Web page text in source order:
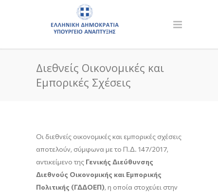
Διεθνείς Οικονομικές και
Εμπορικές Σχέσεις
Οι διεθνείς οικονομικές και εμπορικές σχέσεις
αποτελούν, σύμφωνα με το Π.Δ. 147/2017,
αντικείμενο της Γενικής Διεύθυνσης
Διεθνούς Οικονομικής και Εμπορικής
Πολιτικής (ΓΔΔΟΕΠ), η οποία στοχεύει στην